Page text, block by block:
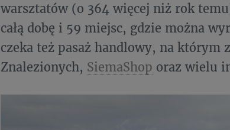
warsztatów (o 364 więcej niż rok
całą dobę i 59 miejsc, gdzie można
czeka też pasaż handlowy, na którym
Znalezionych, SiemaShop oraz wielu